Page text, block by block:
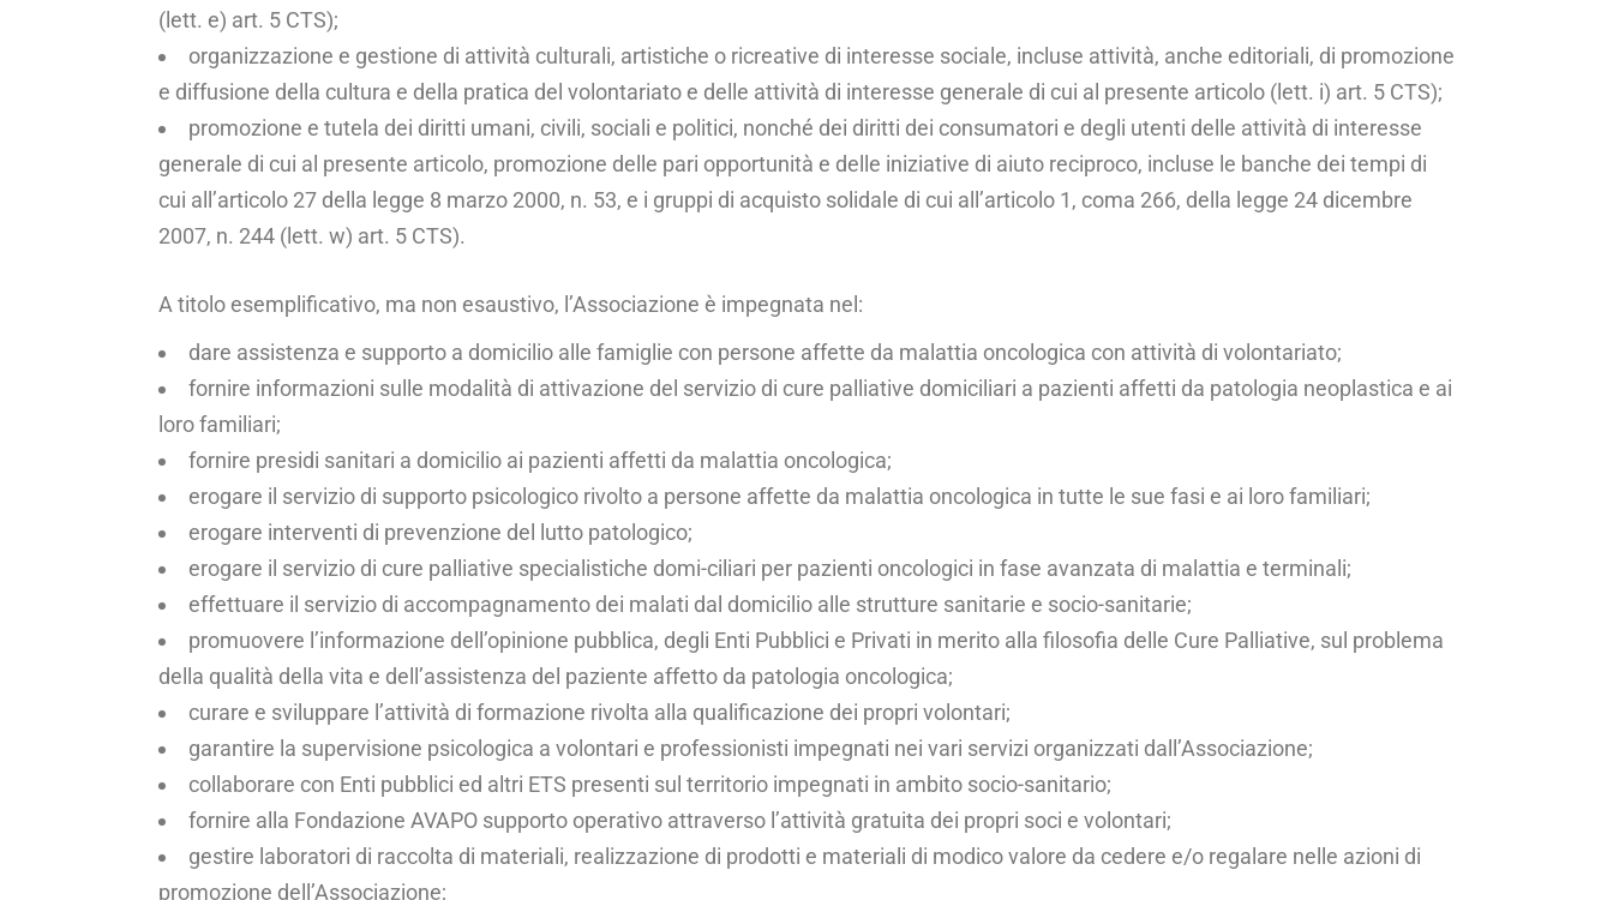
(lett. e) art. 5 CTS);
organizzazione e gestione di attività culturali, artisti­che o ricreative di interesse sociale, incluse attività, an­che editoriali, di promozione
e diffusione della cultura e della pratica del volontariato e delle attività di interesse generale di cui al presente articolo (lett. i) art. 5 CTS);
promozione e tutela dei diritti umani, civili, socia­li e politici, nonché dei diritti dei consumatori e degli utenti delle attività di interesse
generale di cui al presente articolo, promozione delle pari opportunità e delle iniziative di aiuto reciproco, incluse le banche dei tempi di
cui all’articolo 27 della legge 8 marzo 2000, n. 53, e i gruppi di acquisto solidale di cui all’artico­lo 1, coma 266, della legge 24 dicembre
2007, n. 244 (lett. w) art. 5 CTS).
A titolo esemplificativo, ma non esaustivo, l’Associazione è impegnata nel:
dare assistenza e supporto a domicilio alle famiglie con persone affette da malattia oncologica con attività di volon­tariato;
fornire informazioni sulle modalità di attivazione del ser­vizio di cure palliative domiciliari a pazienti affetti da patologia neoplastica e ai
loro familiari;
fornire presidi sanitari a domicilio ai pazienti affetti da malattia oncologica;
erogare il servizio di supporto psicologico rivolto a per­sone affette da malattia oncologica in tutte le sue fasi e ai loro familiari;
erogare interventi di prevenzione del lutto patologico;
erogare il servizio di cure palliative specialistiche domi-ciliari per pazienti oncologici in fase avanzata di malattia e terminali;
effettuare il servizio di accompagnamento dei malati dal domicilio alle strutture sanitarie e socio-sanitarie;
promuovere l’informazione dell’opinione pubblica, degli En­ti Pubblici e Privati in merito alla filosofia delle Cure Palliative, sul problema
della qualità della vita e dell’as­sistenza del paziente affetto da patologia oncologica;
curare e sviluppare l’attività di formazione rivolta alla qualificazione dei propri volontari;
garantire la supervisione psicologica a volontari e profes­sionisti impegnati nei vari servizi organizzati dall’Associa­zione;
collaborare con Enti pubblici ed altri ETS presenti sul territorio impegnati in ambito socio-sanitario;
fornire alla Fondazione AVAPO supporto operativo attraver­so l’attività gratuita dei propri soci e volontari;
gestire laboratori di raccolta di materiali, realizzazione di prodotti e materiali di modico valore da cedere e/o rega­lare nelle azioni di
promozione dell’Associazione;